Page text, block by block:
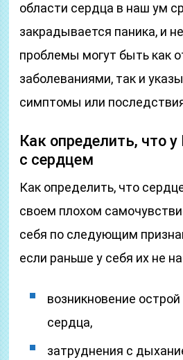
области сердца в наш ум
закрадывается паника, и
проблемы могут быть как
заболеваниями, так и
симптомы или
Как определить, что
с сердцем
Как определить, что
своем плохом
себя по следующим
если раньше у себя их не
возникновение
сердца,
затруднения с